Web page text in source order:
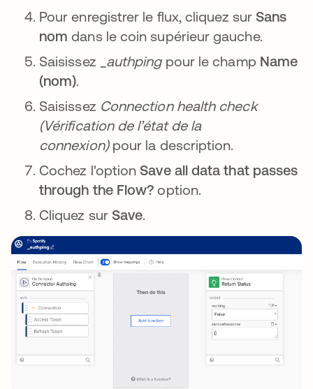
Pour enregistrer le flux, cliquez sur Sans
nom dans le coin supérieur gauche.
Saisissez
_authpingpour le champ Name
(nom)
Saisissez Connection health check
(Vérification de l’état de la
connexion)pour la description.
Cochez l'option Save all data that passes
through the Flow? option.
Cliquez sur Save